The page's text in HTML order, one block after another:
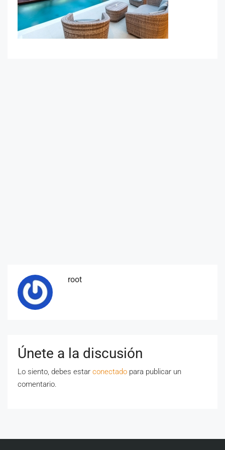
root
Únete a la discusión
Lo siento, debes estar conectado para publicar un
comentario.